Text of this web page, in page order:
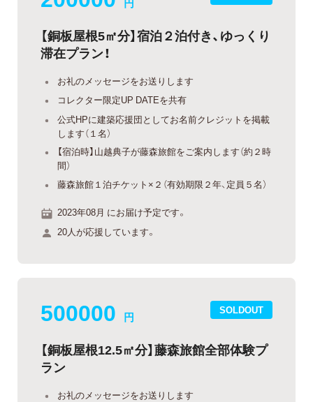
【銅板屋根5㎡分】宿泊２泊付き、ゆっくり
滞在プラン！
お礼のメッセージをお送りします
コレクター限定UP DATEを共有
公式HPに建築応援団としてお名前クレジットを掲載
します（１名）
【宿泊時】山越典子が藤森旅館をご案内します（約２時
間）
藤森旅館１泊チケット×２（有効期限２年、定員５名）
2023年08月 にお届け予定です。
20人が応援しています。
SOLDOUT
500000 円
【銅板屋根12.5㎡分】藤森旅館全部体験プ
ラン
お礼のメッセージをお送りします